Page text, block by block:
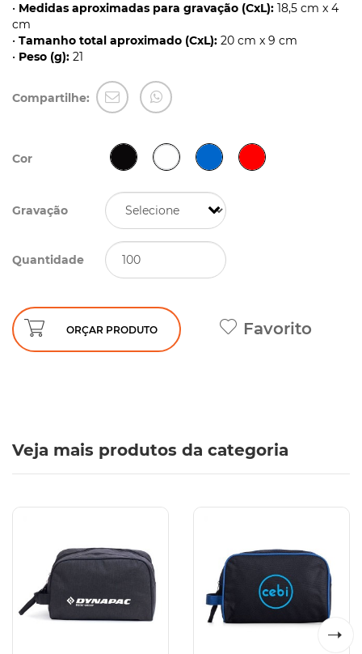
• Medidas aproximadas para gravação (CxL): 18,5 cm x 4
cm
• Tamanho total aproximado (CxL): 20 cm x 9 cm
• Peso (g): 21
Compartilhe:
Cor
Gravação
Quantidade
ORÇAR PRODUTO Favorito
Veja mais produtos da categoria